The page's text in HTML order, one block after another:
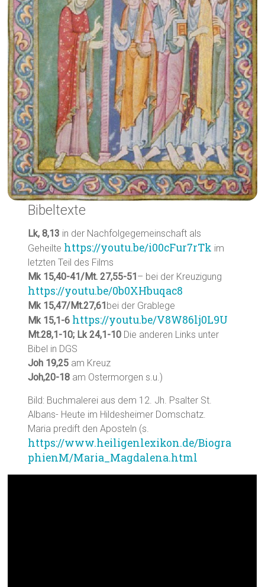
Bibeltexte
Lk, 8,13 in der Nachfolgegemeinschaft als
Geheilte https://youtu.be/i00cFur7rTk im
letzten Teil des Films
Mk 15,40-41/Mt. 27,55-51– bei der Kreuzigung
https://youtu.be/0b0XHbuqac8
Mk 15,47/Mt.27,61bei der Grablege
Mk 15,1-6 https://youtu.be/V8W86lj0L9U
Mt.28,1-10; Lk 24,1-10 Die anderen Links unter
Bibel in DGS
Joh 19,25 am Kreuz
Joh,20-18 am Ostermorgen s.u.)
Bild: Buchmalerei aus dem 12. Jh. Psalter St.
Albans- Heute im Hildesheimer Domschatz.
Maria predift den Aposteln (s.
https://www.heiligenlexikon.de/Biogra
phienM/Maria_Magdalena.html